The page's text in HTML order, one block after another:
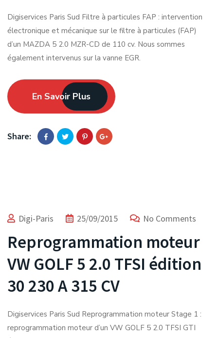
Digiservices Paris Sud Filtre à particules FAP : intervention
électronique et mécanique sur le filtre à particules (FAP)
d’un MAZDA 5 2.0 MZR-CD de 110 cv. Nous sommes
également intervenus sur la vanne EGR.
En Savoir Plus
Share:
Digi-Paris 25/09/2015 No Comments
Reprogrammation moteur
VW GOLF 5 2.0 TFSI édition
30 230 A 315 CV
Digiservices Paris Sud Reprogrammation moteur Stage 1 :
reprogrammation moteur d’un VW GOLF 5 2.0 TFSI GTI